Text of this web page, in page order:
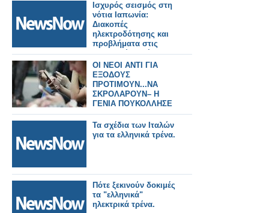
Ισχυρός σεισμός στη
νότια Ιαπωνία:
Διακοπές
ηλεκτροδότησης και
προβλήματα στις
μεταφορές. Τρένο
εκτροχιάστηκε.
ΟΙ ΝΕΟΙ ΑΝΤΙ ΓΙΑ
ΕΞΟΔΟΥΣ
ΠΡΟΤΙΜΟΥΝ...ΝΑ
ΣΚΡΟΛΑΡΟΥΝ– Η
ΓΕΝΙΑ ΠΟΥΚΟΛΛΗΣΕ
ΜΕ ΤΗΝ A.I ΠΑΡΑ ΣΕ
ΑΝΘΡΩΠΟΥΣς
Τα σχέδια των Ιταλών
για τα ελληνικά τρένα.
Πότε ξεκινούν δοκιμές
τα "ελληνικά"
ηλεκτρικά τρένα.